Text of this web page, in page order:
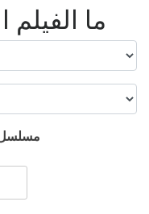
ما